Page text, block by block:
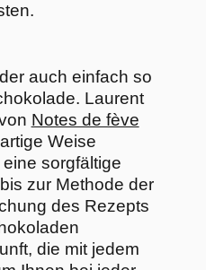
auch einfach so
Laurent
Notes de fève
Weise
sorgfältige
zur Methode der
des Rezepts
die mit jedem